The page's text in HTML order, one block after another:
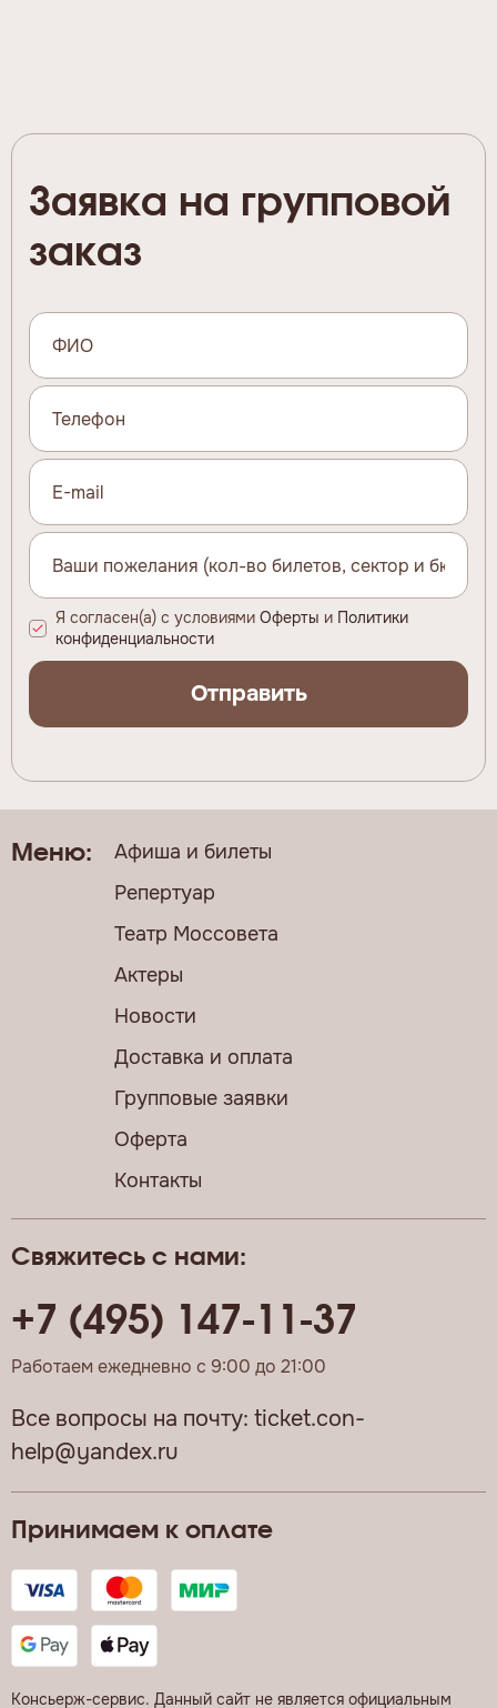
Заявка на групповой
заказ
Я согласен(а) с условиями Оферты и Политики
конфиденциальности
Отправить
Принимаем к оплате
Консьерж-сервис. Данный сайт не является официальным
Свяжитесь с нами:
+7 (495) 147-11-37
Работаем ежедневно с 9:00 до 21:00
Все вопросы на почту: ticket.con-
help@yandex.ru
Меню:
Афиша и билеты
Репертуар
Театр Моссовета
Актеры
Новости
Доставка и оплата
Групповые заявки
Оферта
Контакты